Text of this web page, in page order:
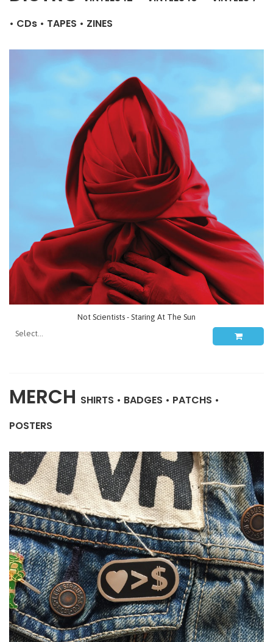
• CDs • TAPES • ZINES
Not Scientists - Staring At The Sun
MERCH SHIRTS • BADGES • PATCHS •
POSTERS